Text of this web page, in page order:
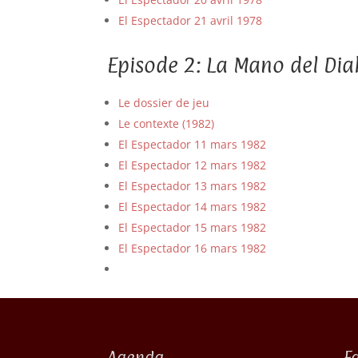
El Espectador 21 avril 1978
Episode 2: La Mano del
Le dossier de jeu
Le contexte (1982)
El Espectador 11 mars 1982
El Espectador 12 mars 1982
El Espectador 13 mars 1982
El Espectador 14 mars 1982
El Espectador 15 mars 1982
El Espectador 16 mars 1982